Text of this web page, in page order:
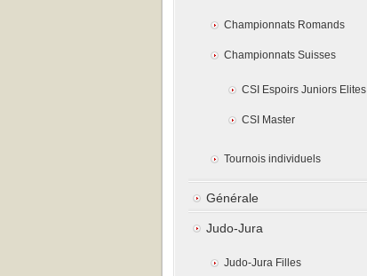
Championnats Romands
Championnats Suisses
CSI Espoirs Juniors Elites
CSI Master
Tournois individuels
Générale
Judo-Jura
Judo-Jura Filles